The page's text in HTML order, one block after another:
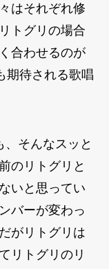
はそれぞれ修
トグリの場合
合わせるのが
期待される歌唱
そんなスッと
のリトグリと
いと思ってい
バーが変わっ
がリトグリは
リトグリのリ